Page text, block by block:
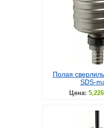
Полая
SDS-
Цена: